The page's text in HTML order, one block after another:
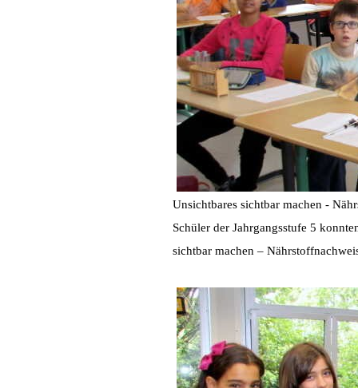
Unsichtbares sichtbar machen -
Schüler der Jahrgangsstufe 5
sichtbar machen –